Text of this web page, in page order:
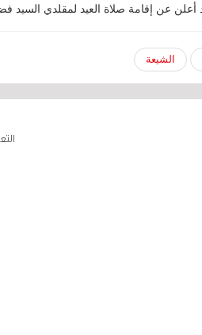
عن إقامة صلاة العيد لمقلدي السيد
الشيعة